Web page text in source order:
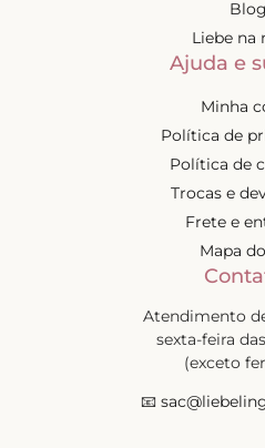
Blog
Liebe na
Ajuda e
Minha
Política de
Política de
Trocas e
Frete e
Mapa
Atendimento
sexta-feira
(exceto
📧